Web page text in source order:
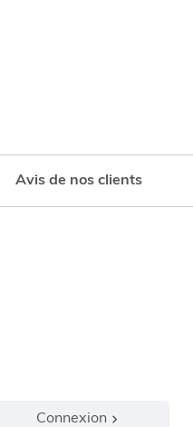
Avis de nos clients
Connexion